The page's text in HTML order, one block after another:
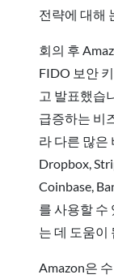
전략에 대해
회의 후
FIDO 보안
고 발표했습
급증하는 비
라 다른 많은
Dropbox,
Coinbase,
를 사용할 수
는 데 도움이
Amazon은